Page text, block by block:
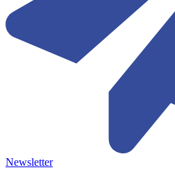
Newsletter